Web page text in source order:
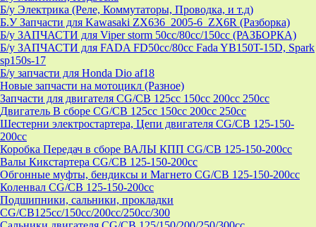
Б/у Электрика (Реле, Коммутаторы, Проводка, и т.д)
Б.У Запчасти для Kawasaki ZX636_2005-6_ZX6R (Разборка)
Б/у ЗАПЧАСТИ для Viper storm 50cc/80cc/150cc (РАЗБОРКА)
Б/у ЗАПЧАСТИ для FADA FD50cc/80cc Fada YB150T-15D, Spark
sp150s-17
Б/у запчасти для Honda Dio af18
Новые запчасти на мотоцикл (Разное)
Запчасти для двигателя CG/CB 125cc 150cc 200cc 250cc
Двигатель В сборе CG/CB 125cc 150cc 200cc 250cc
Шестерни электростартера, Цепи двигателя CG/CB 125-150-
200cc
Коробка Передач в сборе ВАЛЫ КПП CG/CB 125-150-200cc
Валы Кикстартера CG/CB 125-150-200cc
Обгонные муфты, бендиксы и Магнето CG/CB 125-150-200cc
Коленвал CG/CB 125-150-200cc
Подшипники, сальники, прокладки
CG/CB125сс/150cc/200cc/250cc/300